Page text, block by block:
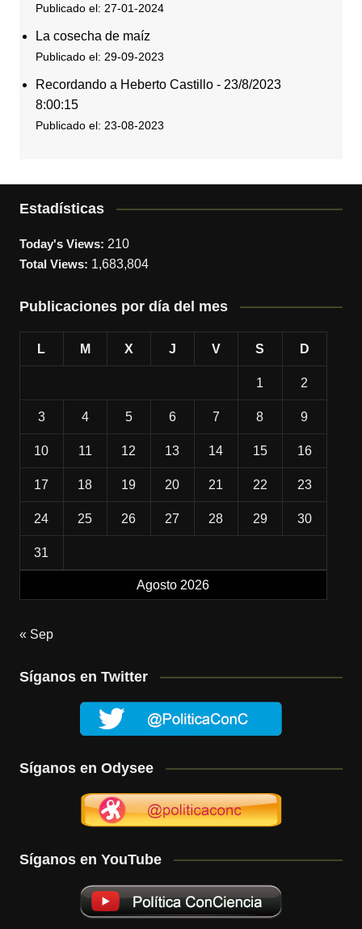
Publicado el: 27-01-2024
La cosecha de maíz
Publicado el: 29-09-2023
Recordando a Heberto Castillo - 23/8/2023
8:00:15
Publicado el: 23-08-2023
Estadísticas
Today's Views: 210
Total Views: 1,683,804
Publicaciones por día del mes
Agosto 2026
L M X J V S D
1 2
3 4 5 6 7 8 9
10 11 12 13 14 15 16
17 18 19 20 21 22 23
24 25 26 27 28 29 30
31
« Sep
Síganos en Twitter
Síganos en Odysee
Síganos en YouTube